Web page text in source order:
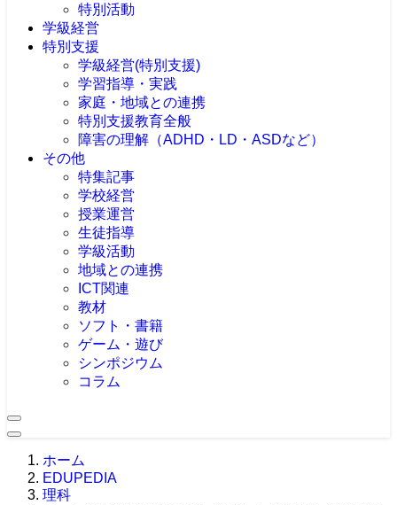
特別活動
学級経営
特別支援
学級経営(特別支援)
学習指導・実践
家庭・地域との連携
特別支援教育全般
障害の理解（ADHD・LD・ASDなど）
その他
特集記事
学校経営
授業運営
生徒指導
学級活動
地域との連携
ICT関連
教材
ソフト・書籍
ゲーム・遊び
シンポジウム
コラム
ホーム
EDUPEDIA
理科